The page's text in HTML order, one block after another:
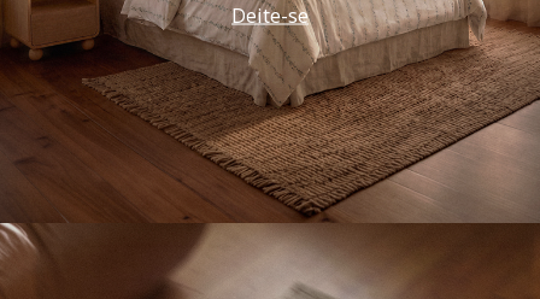
Deite-se